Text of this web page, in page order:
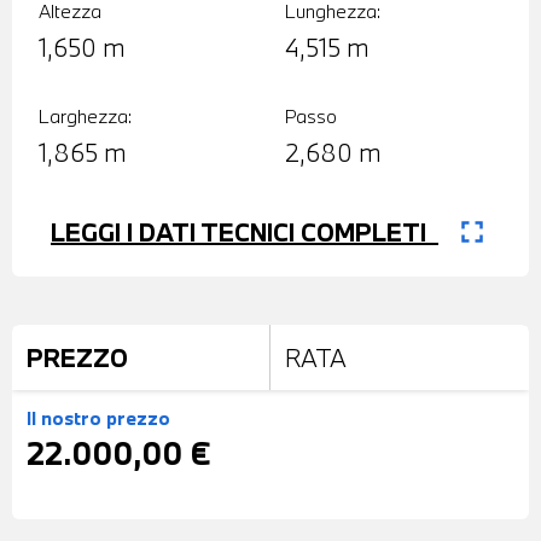
Altezza
1,650 m
Lunghezza:
4,515 m
Larghezza:
1,865 m
Passo
2,680 m
LEGGI I DATI TECNICI COMPLETI fullscreen
PREZZO RATA
Il nostro prezzo
22.000,00 €